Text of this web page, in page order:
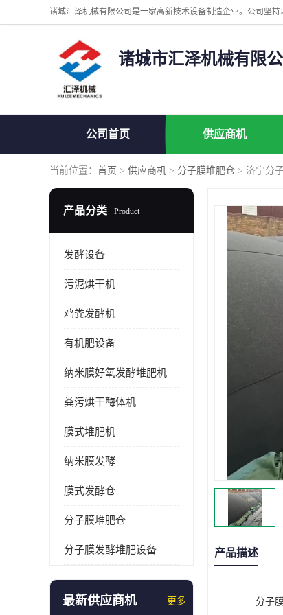
诸城市汇泽机械有限
公司首页 供应商机
当前位置： 首页 > 供应商机 > 分子膜堆肥仓 > 济宁分
产品分类 Product
发酵设备
污泥烘干机
鸡粪发酵机
有机肥设备
纳米膜好氧发酵堆肥机
粪污烘干酶体机
膜式堆肥机
纳米膜发酵
膜式发酵仓
分子膜堆肥仓
分子膜发酵堆肥设备
最新供应商机 更多
产品描述
分子